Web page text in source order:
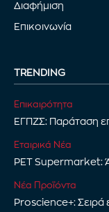
Διαφήμιση
Επικοινωνία
TRENDING
Επικαιρότητα
ΕΓΠΖΣ: Παράταση
Εταιρικά Νέα
PET Supermarket:
Νέα Προϊόντα
Proscience+: Σειρά